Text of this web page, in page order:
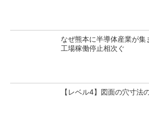
なぜ熊本に半導体産業が
工場稼働停止相次ぐ
【レベル4】図面の穴寸法